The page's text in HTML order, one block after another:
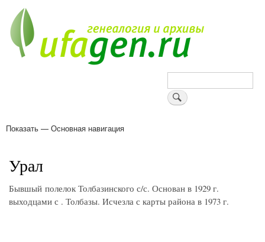
основному
содержанию
Поиск
Основная
Показать — Основная навигация
Урал
Бывшый полелок Толбазинского с/с. Основан в 1929 г.
выходцами с . Толбазы. Исчезла с карты района в 1973 г.